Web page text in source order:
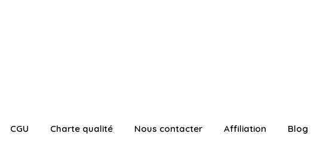
CGU Charte qualité Nous contacter Affiliation Blog